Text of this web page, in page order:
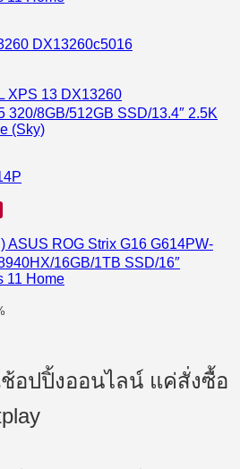
XPS 13 DX13260
320/8GB/512GB SSD/13.4″ 2.5K
(Sky)
ASUS ROG Strix G16 G614PW-
16GB/1TB SSD/16″
11 Home
อปปิ้งออนไลน์ แค่สั่งซื้อ